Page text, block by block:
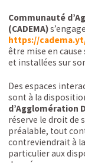
Communauté
(CADEMA)
https://cadema.yt
être mise en
et installées sur
Des espaces
sont à la
d’Agglomération
réserve le droit de
préalable, tout
contreviendrait à
particulier aux